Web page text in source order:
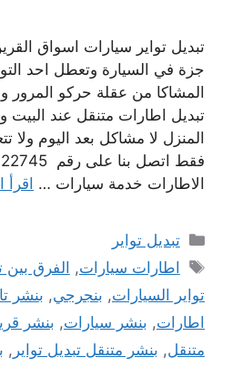
تبديل تواير سيارات اسواق
جزة في السيارة وتعطل احد
المشاكا من عقلة حركو المرور
تبديل اطارات متنقل عند البيت
المنزل لا مشاكل بعد اليوم ولا
الاطارات خدمة سيارات … اقرأ
التصنيفات
تبديل تواير
الوسوم
اطارات سيارات, الفرق بين
تواير السيارات, بنجرجي, بنشر
اطارات, بنشر سيارات, بنشر
متنقل, بنشر متنقل تبديل تواير ,